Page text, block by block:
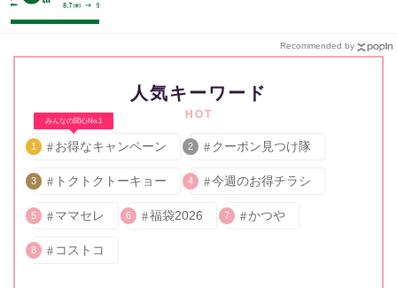
Recommended by
人気キーワード
HOT
みんなの関心No.1
1 お得なキャンペーン 2 クーポン見つけ隊
3 トクトクトーキョー 4 今週のお得チラシ
5 ママセレ 6 福袋2026 7 かつや
8 コストコ